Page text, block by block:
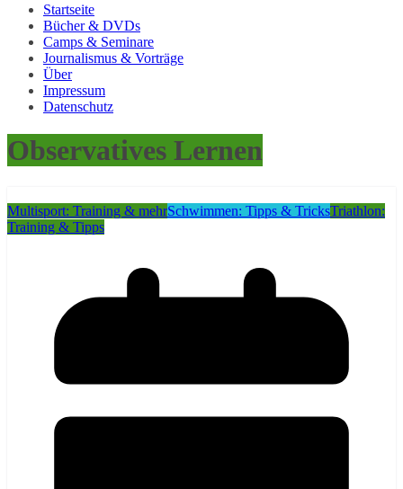
Startseite
Bücher & DVDs
Camps & Seminare
Journalismus & Vorträge
Über
Impressum
Datenschutz
Observatives Lernen
Multisport: Training & mehrSchwimmen: Tipps & TricksTriathlon:
Training & Tipps